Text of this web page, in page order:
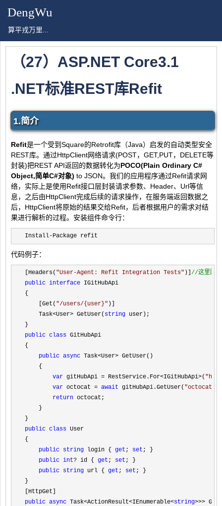
DengWu
算平戎万里...
（27）ASP.NET Core3.1
.NET标准REST库Refit
1.简介
Refit是一个受到Square的Retrofit库（Java）启发的自动类型安全
REST库。通过HttpClient网络请求(POST，GET,PUT，DELETE等
封装)把REST API返回的数据转化为POCO(Plain Ordinary C#
Object,简单C#对象) to JSON。我们的应用程序通过Refit请求网
络，实际上是使用Refit接口层封装请求参数、Header、Url等信
息，之后由HttpClient完成后续的请求操作，在服务端返回数据之
后，HttpClient将原始的结果交给Refit，后者根据用户的需求对结
果进行解析的过程。安装组件命令行：
Install-Package refit
代码例子：
[Headers( "User-Agent: Refit Integration Tests" )] //这里因
public interface IGitHubApi
{
    [Get(
"/users/{user}" )]
    Task
<User> GetUser( string user);
public class GitHubApi
{
public async Task<User> GetUser()
    {
var gitHubApi = RestService.For<IGitHubApi>( "
var octocat = await gitHubApi.GetUser( "octocat
return octocat;
    }
public class User
{
public string login { get ; set ; }
public int? id { get ; set ; }
public string url { get ; set ; }
}
public async Task<ActionResult<IEnumerable<string>>>